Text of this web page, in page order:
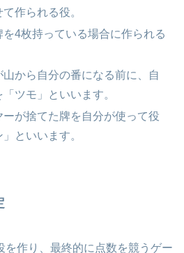
作られる役。
4枚持っている場合に作られる
から自分の番になる前に、自
ツモ」といいます。
ーが捨てた牌を自分が使って役
といいます。
を作り、最終的に点数を競うゲー